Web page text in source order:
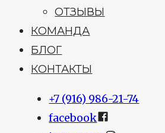
ОТЗЫВЫ
КОМАНДА
БЛОГ
КОНТАКТЫ
+7 (916) 986-21-74
facebook